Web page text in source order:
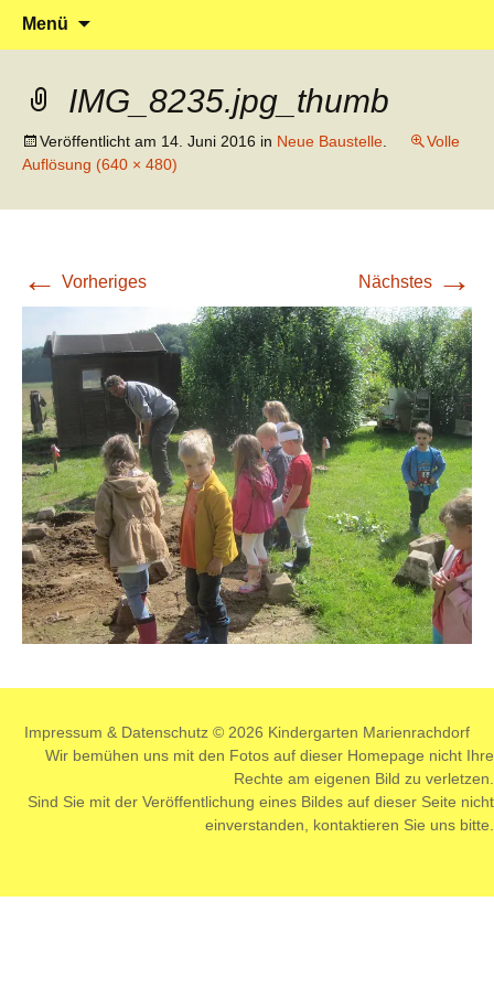
Kindergarten Marienrachdorf
Klein reingehen – Groß rauskommen
Menü
IMG_8235.jpg_thumb
Veröffentlicht am 14. Juni 2016 in Neue Baustelle
Volle
Auflösung (640 × 480)
← Vorheriges Nächstes →
Impressum & Datenschutz © 2026 Kindergarten Marienrachdorf
Wir bemühen uns mit den Fotos auf dieser Homepage nicht Ihre
Rechte am eigenen Bild zu verletzen.
Sind Sie mit der Veröffentlichung eines Bildes auf dieser Seite nicht
einverstanden, kontaktieren Sie uns bitte.